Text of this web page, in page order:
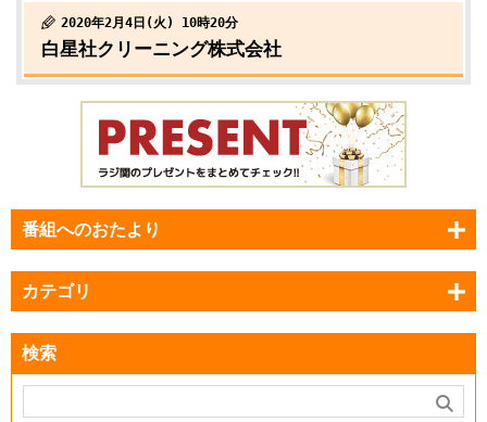
2020年2月4日(火) 10時20分
白星社クリーニング株式会社
番組へのおたより
カテゴリ
検索